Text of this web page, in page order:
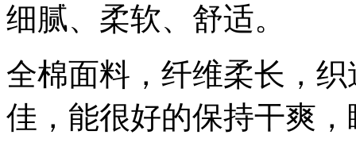
细腻、柔软、舒适。
全棉面料，纤维柔长，
佳，能很好的保持干爽